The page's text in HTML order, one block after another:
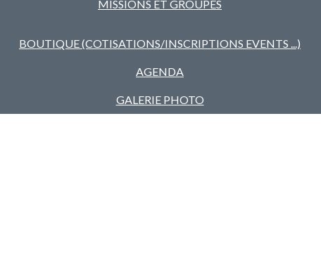
MISSIONS ET GROUPES
BOUTIQUE (COTISATIONS/INSCRIPTIONS EVENTS ...)
AGENDA
GALERIE PHOTO